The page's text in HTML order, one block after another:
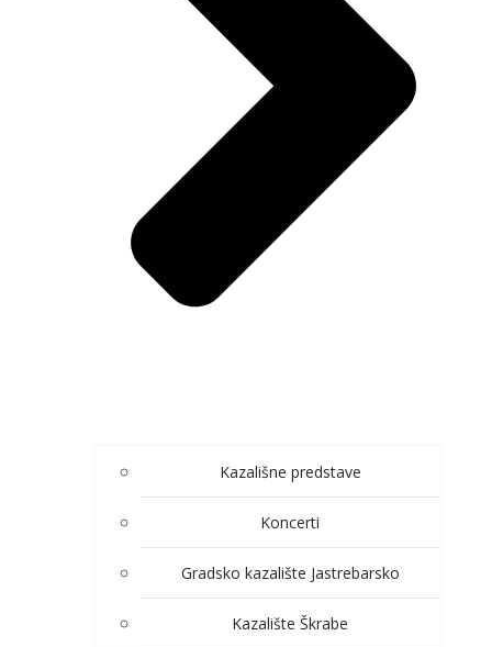
Kazališne predstave
Koncerti
Gradsko kazalište Jastrebarsko
Kazalište Škrabe